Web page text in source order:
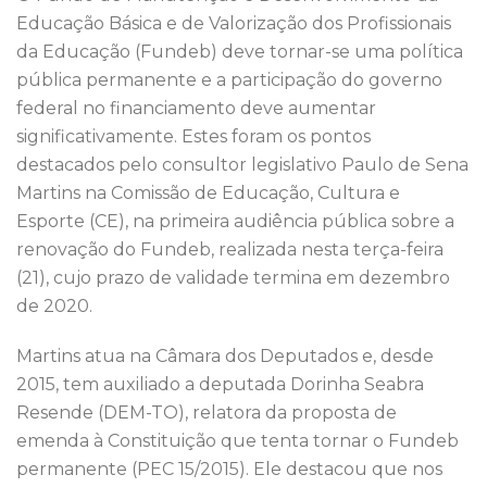
o
k
p
Educação Básica e de Valorização dos Profissionais
da Educação (Fundeb) deve tornar-se uma política
pública permanente e a participação do governo
federal no financiamento deve aumentar
significativamente. Estes foram os pontos
destacados pelo consultor legislativo Paulo de Sena
Martins na Comissão de Educação, Cultura e
Esporte (CE), na primeira audiência pública sobre a
renovação do Fundeb, realizada nesta terça-feira
(21), cujo prazo de validade termina em dezembro
de 2020.
Martins atua na Câmara dos Deputados e, desde
2015, tem auxiliado a deputada Dorinha Seabra
Resende (DEM-TO), relatora da proposta de
emenda à Constituição que tenta tornar o Fundeb
permanente (PEC 15/2015). Ele destacou que nos